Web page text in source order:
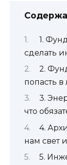
1.
сделать
2.
попасть
3.
что
4.
нам свет
5.